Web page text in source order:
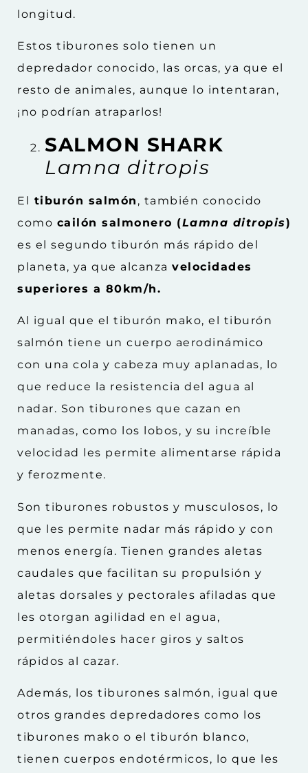
longitud.
Estos tiburones solo tienen un
depredador conocido, las orcas, ya que el
resto de animales, aunque lo intentaran,
¡no podrían atraparlos!
SALMON SHARK
Lamna ditropis
El tiburón salmón , también conocido
como cailón salmonero (Lamna ditropis)
es el segundo tiburón más rápido del
planeta, ya que alcanza velocidades
superiores a 80km/h.
Al igual que el tiburón mako, el tiburón
salmón tiene un cuerpo aerodinámico
con una cola y cabeza muy aplanadas, lo
que reduce la resistencia del agua al
nadar. Son tiburones que cazan en
manadas, como los lobos, y su increíble
velocidad les permite alimentarse rápida
y ferozmente.
Son tiburones robustos y musculosos, lo
que les permite nadar más rápido y con
menos energía. Tienen grandes aletas
caudales que facilitan su propulsión y
aletas dorsales y pectorales afiladas que
les otorgan agilidad en el agua,
permitiéndoles hacer giros y saltos
rápidos al cazar.
Además, los tiburones salmón, igual que
otros grandes depredadores como los
tiburones mako o el tiburón blanco,
tienen cuerpos endotérmicos, lo que les